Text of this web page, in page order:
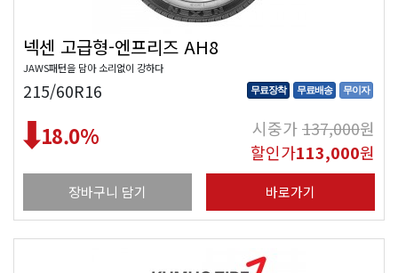
넥센 고급형-엔프리즈 AH8
JAWS패턴을 담아 소리없이 강하다
215/60R16 무료장착 무료배송 무이자
18.0% 시중가137,000원
할인가113,000원
장바구니 담기 바로가기